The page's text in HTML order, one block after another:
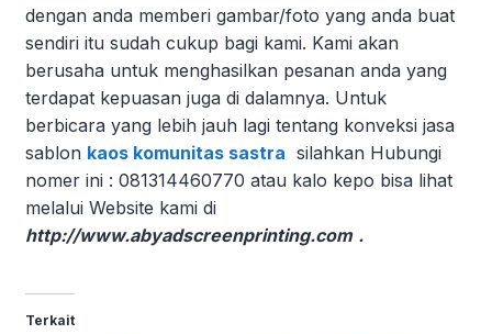
dengan anda memberi gambar/foto yang anda buat
sendiri itu sudah cukup bagi kami. Kami akan
berusaha untuk menghasilkan pesanan anda yang
terdapat kepuasan juga di dalamnya. Untuk
berbicara yang lebih jauh lagi tentang konveksi jasa
sablon kaos komunitas sastra silahkan Hubungi
nomer ini : 081314460770 atau kalo kepo bisa lihat
melalui Website kami di
http://www.abyadscreenprinting.com .
Terkait